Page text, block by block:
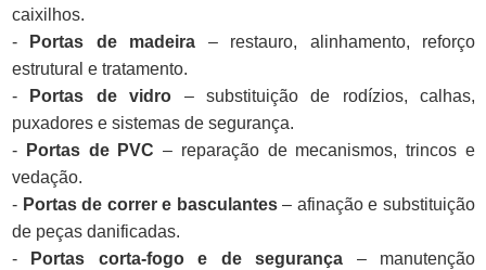
caixilhos.
-
Portas de madeira – restauro, alinhamento, reforço
estrutural e tratamento.
-
Portas de vidro – substituição de rodízios, calhas,
puxadores e sistemas de segurança.
-
Portas de PVC – reparação de mecanismos, trincos e
vedação.
- Portas de correr e basculantes– afinação e substituição
de peças danificadas.
-
Portas corta-fogo e de segurança – manutenção